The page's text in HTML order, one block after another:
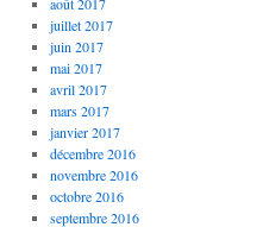
juillet 2017
juin 2017
mai 2017
avril 2017
mars 2017
janvier 2017
décembre 2016
novembre 2016
octobre 2016
septembre 2016